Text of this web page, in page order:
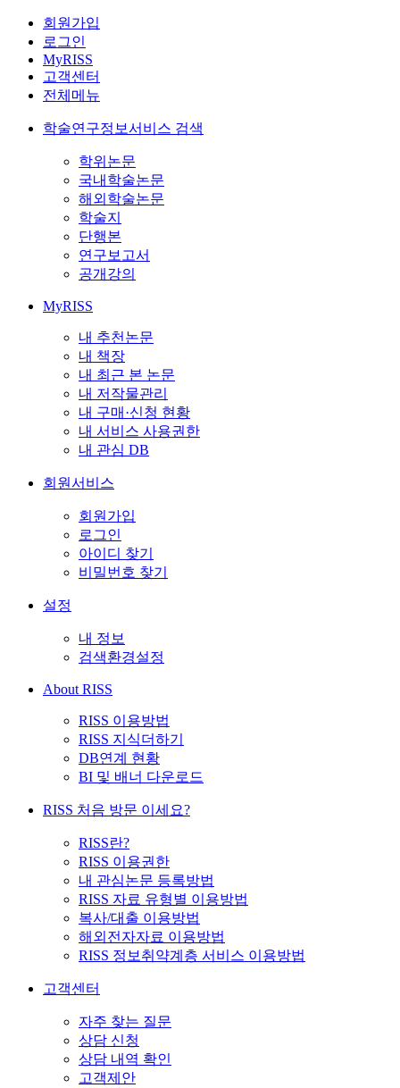
회원가입
로그인
MyRISS
고객센터
전체메뉴
학술연구정보서비스 검색
학위논문
국내학술논문
해외학술논문
학술지
단행본
연구보고서
공개강의
MyRISS
내 추천논문
내 책장
내 최근 본 논문
내 저작물관리
내 구매·신청 현황
내 서비스 사용권한
내 관심 DB
회원서비스
회원가입
로그인
아이디 찾기
비밀번호 찾기
설정
내 정보
검색환경설정
About RISS
RISS 이용방법
RISS 지식더하기
DB연계 현황
BI 및 배너 다운로드
RISS 처음 방문 이세요?
RISS란?
RISS 이용권한
내 관심논문 등록방법
RISS 자료 유형별 이용방법
복사/대출 이용방법
해외전자자료 이용방법
RISS 정보취약계층 서비스 이용방법
고객센터
자주 찾는 질문
상담 신청
상담 내역 확인
고객제안